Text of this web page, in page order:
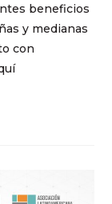
beneficios
y medianas
con